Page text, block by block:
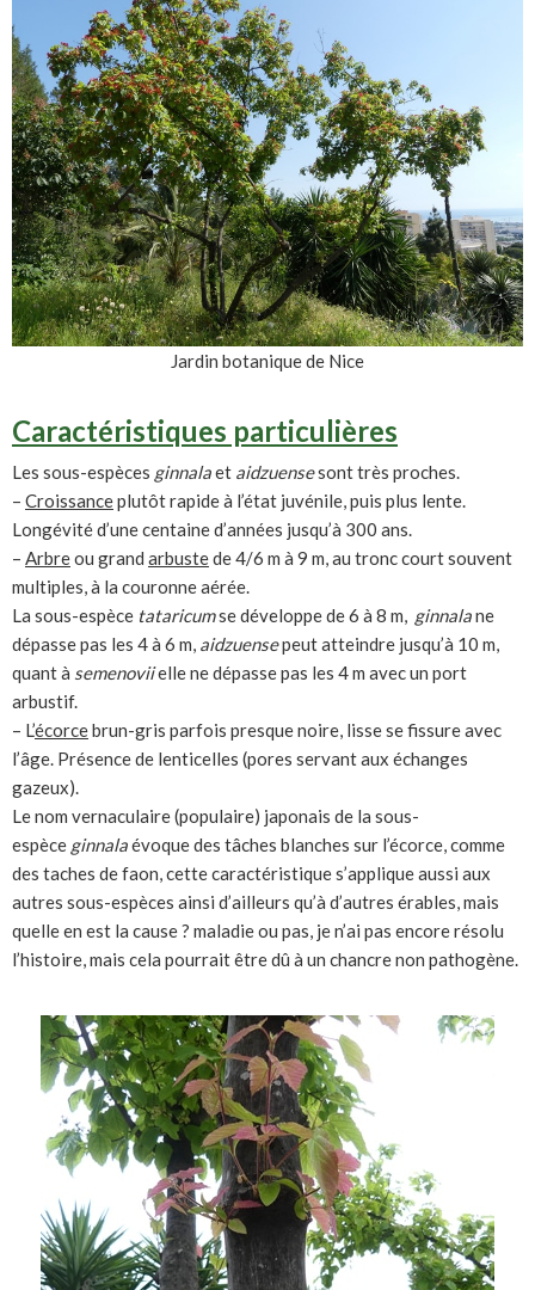
Jardin botanique de Nice
Caractéristiques particulières
Les sous-espèces ginnalaet aidzuensesont très proches.
– Croissanceplutôt rapide à l’état juvénile, puis plus lente.
Longévité d’une centaine d’années jusqu’à 300 ans.
– Arbreou grand arbustede 4/6 m à 9 m, au tronc court souvent
multiples, à la couronne aérée.
La sous-espèce tataricumse développe de 6 à 8 m, ginnalane
dépasse pas les 4 à 6 m, aidzuensepeut atteindre jusqu’à 10 m,
quant à semenoviielle ne dépasse pas les 4 m avec un port
arbustif.
– L’écorcebrun-gris parfois presque noire, lisse se fissure avec
l’âge. Présence de lenticelles (pores servant aux échanges
gazeux).
Le nom vernaculaire (populaire) japonais de la sous-
espèce ginnalaévoque des tâches blanches sur l’écorce, comme
des taches de faon, cette caractéristique s’applique aussi aux
autres sous-espèces ainsi d’ailleurs qu’à d’autres érables, mais
quelle en est la cause ? maladie ou pas, je n’ai pas encore résolu
l’histoire, mais cela pourrait être dû à un chancre non pathogène.